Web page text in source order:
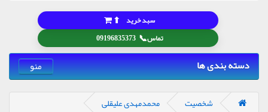
تماس📞
09196835373
سبد خرید ⬆
دسته بندی ها منو
شخصیت محمدمهدی علیقلی